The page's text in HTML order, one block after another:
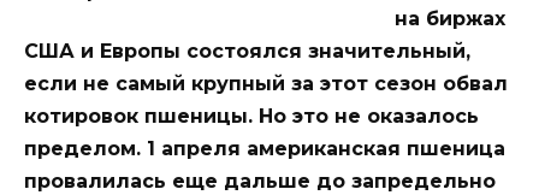
на биржах
США и Европы состоялся значительный,
если не самый крупный за этот сезон обвал
котировок пшеницы. Но это не оказалось
пределом. 1 апреля американская пшеница
провалилась еще дальше до запредельно